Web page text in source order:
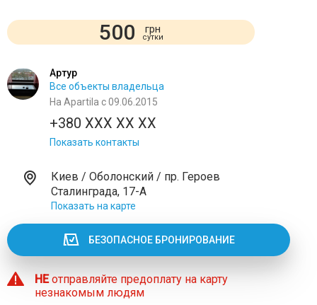
500 грн
сутки
Артур
Все объекты владельца
На Apartila с 09.06.2015
+380 XXX XX XX
Показать контакты
Киев / Оболонский / пр. Героев
Сталинграда, 17-А
Показать на карте
БЕЗОПАСНОЕ БРОНИРОВАНИЕ
НЕотправляйте предоплату на карту
незнакомым людям